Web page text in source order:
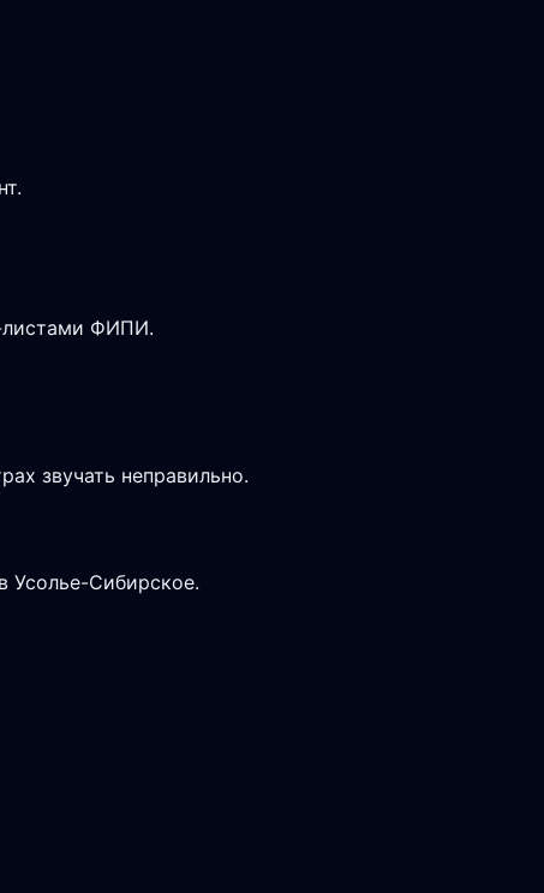
листами ФИПИ.
звучать неправильно.
Усолье-Сибирское.